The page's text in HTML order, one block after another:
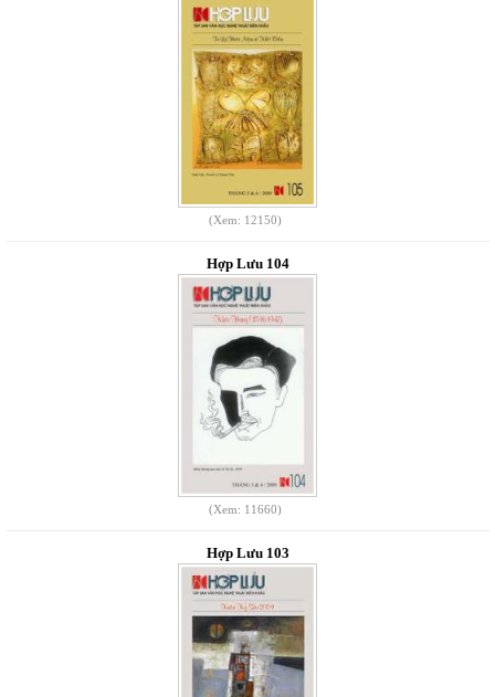
(Xem: 12150)
Hợp Lưu 104
(Xem: 11660)
Hợp Lưu 103